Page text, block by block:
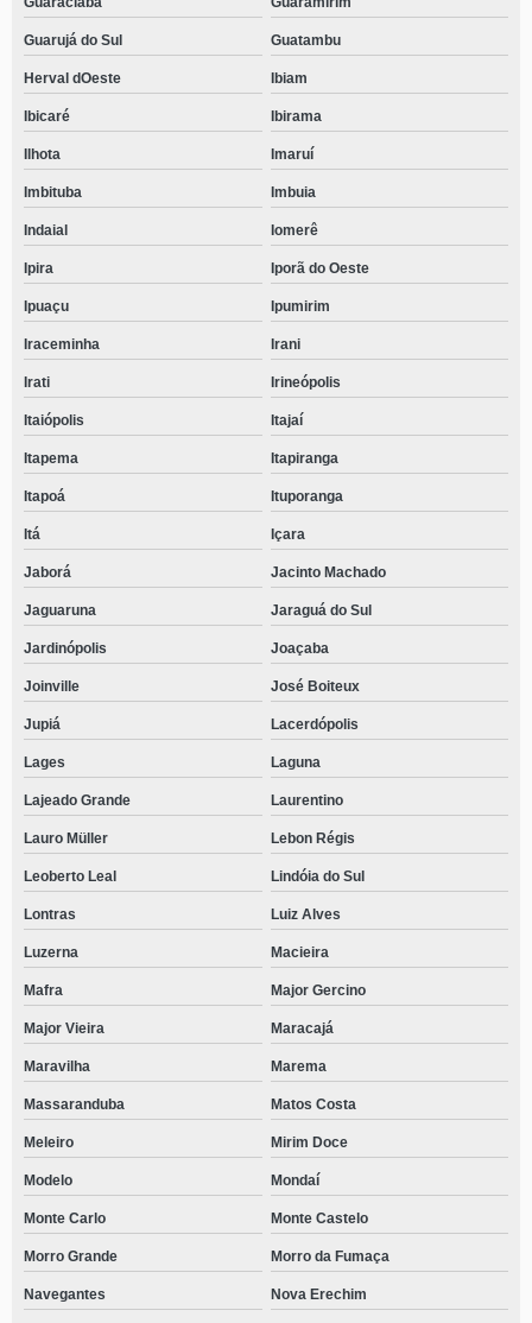
Guarujá do Sul Guatambu
Herval dOeste Ibiam
Ibicaré Ibirama
Ilhota Imaruí
Imbituba Imbuia
Indaial Iomerê
Ipira Iporã do Oeste
Ipuaçu Ipumirim
Iraceminha Irani
Irati Irineópolis
Itaiópolis Itajaí
Itapema Itapiranga
Itapoá Ituporanga
Itá Içara
Jaborá Jacinto Machado
Jaguaruna Jaraguá do Sul
Jardinópolis Joaçaba
Joinville José Boiteux
Jupiá Lacerdópolis
Lages Laguna
Lajeado Grande Laurentino
Lauro Müller Lebon Régis
Leoberto Leal Lindóia do Sul
Lontras Luiz Alves
Luzerna Macieira
Mafra Major Gercino
Major Vieira Maracajá
Maravilha Marema
Massaranduba Matos Costa
Meleiro Mirim Doce
Modelo Mondaí
Monte Carlo Monte Castelo
Morro Grande Morro da Fumaça
Navegantes Nova Erechim